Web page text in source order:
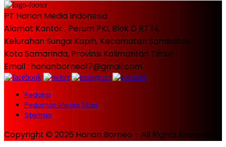
PT Harian Media Indonesia
Alamat Kantor : Perum PKL Blok D RT 14,
Kelurahan Sungai Kapih, Kecamatan Sambutan,
Kota Samarinda, Provinsi Kalimantan Timur
Email : harianborneo17@gmail.com
Redaksi
Pedoman Media Siber
Sitemap
Copyright © 2026 Harian Borneo - All Rights Reserved